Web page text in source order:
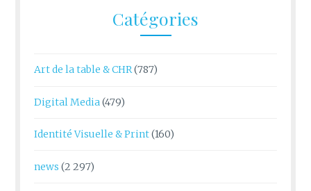
Catégories
Art de la table & CHR(787)
Digital Media(479)
Identité Visuelle & Print(160)
news (2 297)